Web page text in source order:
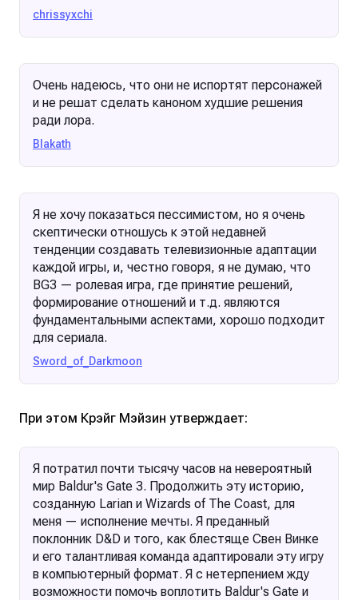
chrissyxchi
Очень надеюсь, что они не испортят персонажей
и не решат сделать каноном худшие решения
ради лора.
Blakath
Я не хочу показаться пессимистом, но я очень
скептически отношусь к этой недавней
тенденции создавать телевизионные адаптации
каждой игры, и, честно говоря, я не думаю, что
BG3 — ролевая игра, где принятие решений,
формирование отношений и т.д. являются
фундаментальными аспектами, хорошо подходит
для сериала.
Sword_of_Darkmoon
При этом Крэйг Мэйзин утверждает:
Я потратил почти тысячу часов на невероятный
мир Baldur's Gate 3. Продолжить эту историю,
созданную Larian и Wizards of The Coast, для
меня — исполнение мечты. Я преданный
поклонник D&D и того, как блестяще Свен Винке
и его талантливая команда адаптировали эту игру
в компьютерный формат. Я с нетерпением жду
возможности помочь воплотить Baldur's Gate и